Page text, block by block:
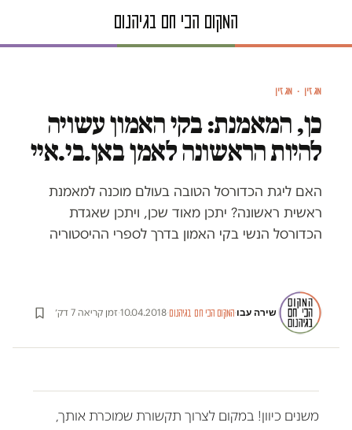
ידעת שהיה פעם מאמן ישראלי בליגה הזאת? נשבעת לך. בקי האמון
מגזין · מגזין
כן, המאמנת: בקי האמון עשויה
להיות הראשונה לאמן באן.בי.איי
האם ליגת הכדורסל הטובה בעולם מוכנה למאמנת
ראשית ראשונה? יתכן מאוד שכן, ויתכן שאגדת
הכדורסל הנשי בקי האמון בדרך לספרי ההיסטוריה
שירה עבו·המקום הכי חם בגיהנום·
10.04.2018
·זמן קריאה 7 דק׳
משנים כיוון! במקום לצרוך תקשורת שמוכרת אותך,